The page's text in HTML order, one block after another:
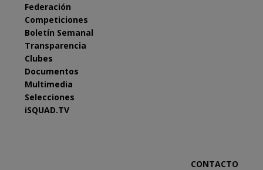
Federación
Competiciones
Boletín Semanal
Transparencia
Clubes
Documentos
Multimedia
Selecciones
iSQUAD.TV
CONTACTO